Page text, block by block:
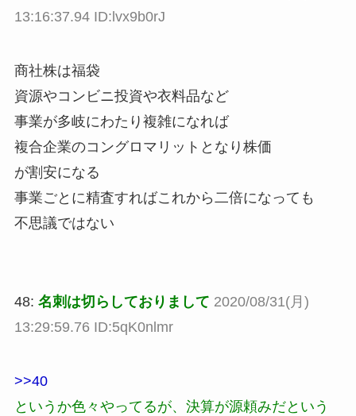
13:16:37.94 ID:lvx9b0rJ
商社株は福袋
資源やコンビニ投資や衣料品など
事業が多岐にわたり複雑になれば
複合企業のコングロマリットとなり株価
が割安になる
事業ごとに精査すればこれから二倍になっても
不思議ではない
48: 名刺は切らしておりまして 2020/08/31(月)
13:29:59.76 ID:5qK0nlmr
>>40
というか色々やってるが、決算が源頼みだという